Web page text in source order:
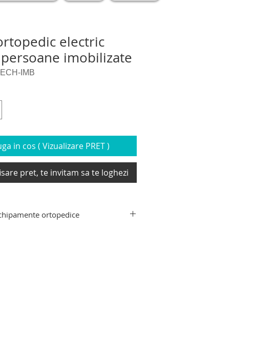
electric
imobilizate
IMB
in cos ( Vizualizare PRET )
pret, te invitam sa te loghezi
ortopedice
imobilizate si cu dizabilitati,